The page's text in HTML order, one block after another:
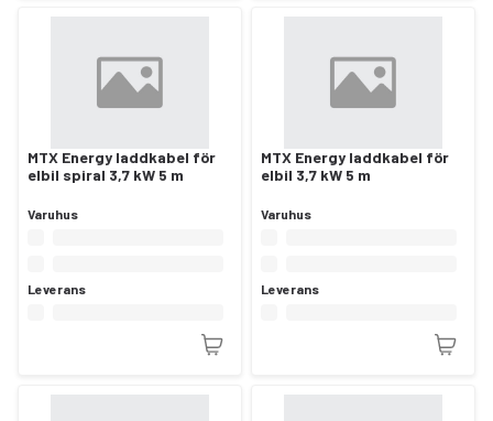
MTX Energy laddkabel för
elbil spiral 3,7 kW 5 m
Varuhus
Leverans
MTX Energy laddkabel för
elbil 3,7 kW 5 m
Varuhus
Leverans